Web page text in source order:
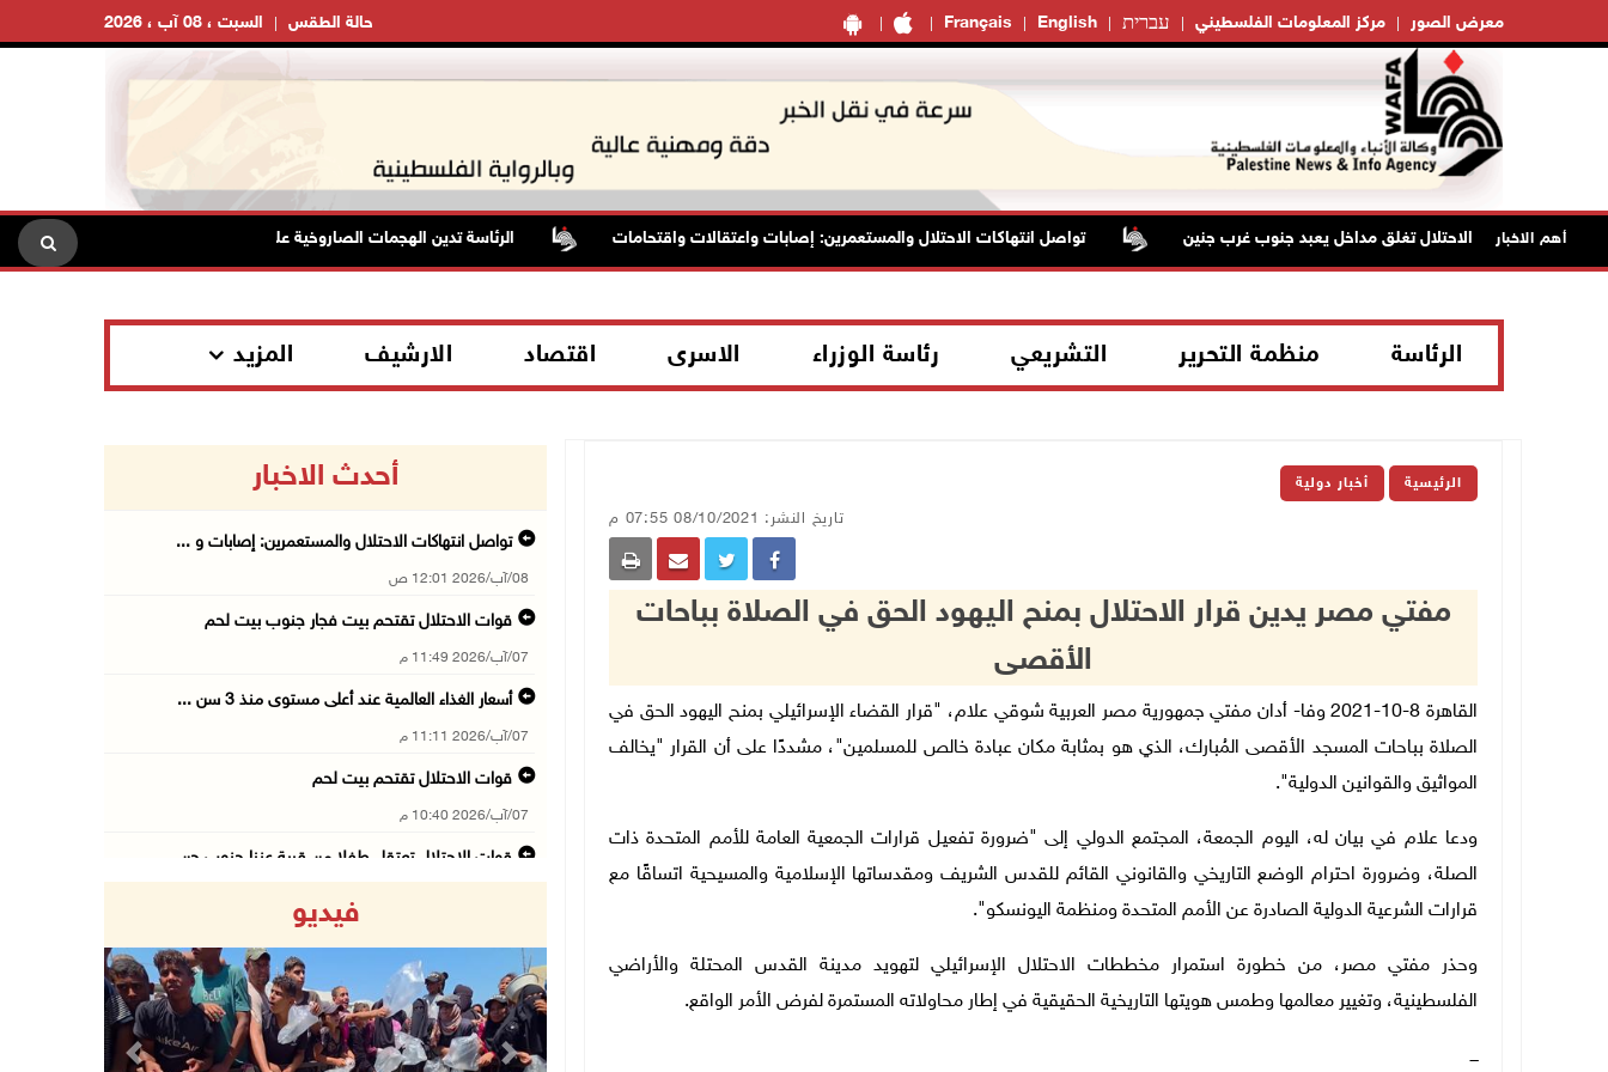
Français English עברית مركز المعلومات الفلسطيني معرض الصور السبت ، 08 آب ، 2026 حالة الطقس
أهم الاخبار
قوات الاحتلال تغلق مداخل يعبد جنوب غرب جنين تواصل انتهاكات الاحتلال والمستعمرين: إصابات واعتقالات واقتحامات الرئاسة تدين الهجمات الصاروخية على المملكة العربية السعودية والجمهورية
الرئاسة منظمة التحرير التشريعي رئاسة الوزراء الاسرى اقتصاد الارشيف المزيد
الرئيسية أخبار دولية
تاريخ النشر: 08/10/2021 07:55 م
مفتي مصر يدين قرار الاحتلال بمنح اليهود الحق في الصلاة بباحات
الأقصى
القاهرة 8-10-2021 وفا- أدان مفتي جمهورية مصر العربية شوقي علام، "قرار القضاء الإسرائيلي بمنح اليهود الحق في
الصلاة بباحات المسجد الأقصى المُبارك، الذي هو بمثابة مكان عبادة خالص للمسلمين"، مشددًا على أن القرار "يخالف
المواثيق والقوانين الدولية".
ودعا علام في بيان له، اليوم الجمعة، المجتمع الدولي إلى "ضرورة تفعيل قرارات الجمعية العامة للأمم المتحدة ذات
الصلة، وضرورة احترام الوضع التاريخي والقانوني القائم للقدس الشريف ومقدساتها الإسلامية والمسيحية اتساقًا مع
قرارات الشرعية الدولية الصادرة عن الأمم المتحدة ومنظمة اليونسكو".
وحذر مفتي مصر، من خطورة استمرار مخططات الاحتلال الإسرائيلي لتهويد مدينة القدس المحتلة والأراضي
الفلسطينية، وتغيير معالمها وطمس هويتها التاريخية الحقيقية في إطار محاولاته المستمرة لفرض الأمر الواقع.
ـــ
أحدث الاخبار
تواصل انتهاكات الاحتلال والمستعمرين: إصابات و ...
08/آب/2026 12:01 ص
قوات الاحتلال تقتحم بيت فجار جنوب بيت لحم
07/آب/2026 11:49 م
أسعار الغذاء العالمية عند أعلى مستوى منذ 3 سن ...
07/آب/2026 11:11 م
قوات الاحتلال تقتحم بيت لحم
07/آب/2026 10:40 م
قوات الاحتلال تعتقل طفلا من قرية عنزا جنوب جن ...
07/آب/2026 10:15 م
الاحتلال يعيق تنقل المواطنين ويقتحم بلدات شرق ...
07/آب/2026 08:52 م
فيديو
Previous Next